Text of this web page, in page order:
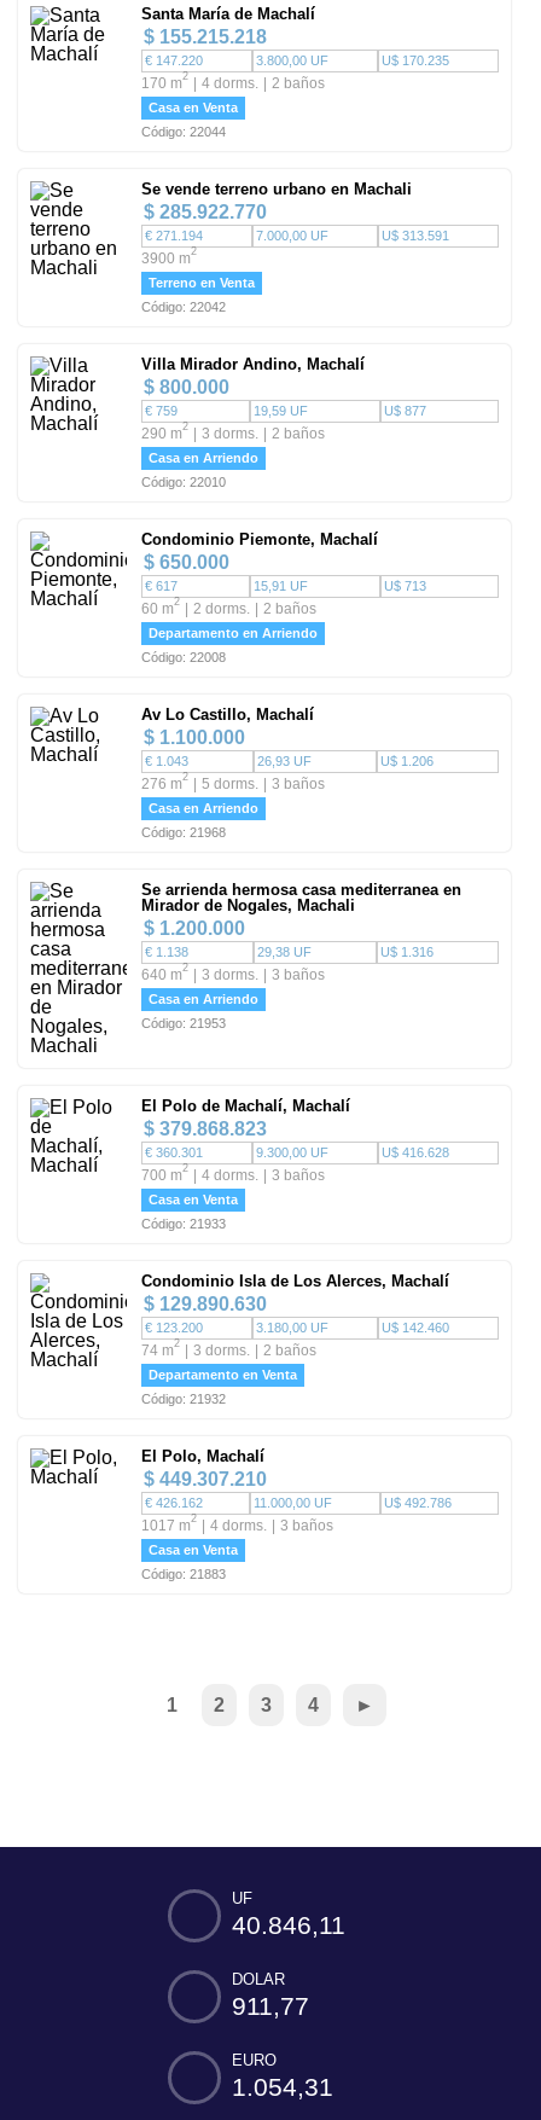
Santa María de Machalí
$ 155.215.218
€ 147.220 3.800,00 UF U$ 170.235
170 m2 4 dorms. 2 baños
Casa en Venta
Código: 22044
Se vende terreno urbano en Machali
$ 285.922.770
€ 271.194 7.000,00 UF U$ 313.591
3900 m2
Terreno en Venta
Código: 22042
Villa Mirador Andino, Machalí
$ 800.000
€ 759 19,59 UF U$ 877
290 m2 3 dorms. 2 baños
Casa en Arriendo
Código: 22010
Condominio Piemonte, Machalí
$ 650.000
€ 617 15,91 UF U$ 713
60 m2 2 dorms. 2 baños
Departamento en Arriendo
Código: 22008
Av Lo Castillo, Machalí
$ 1.100.000
€ 1.043 26,93 UF U$ 1.206
276 m2 5 dorms. 3 baños
Casa en Arriendo
Código: 21968
Se arrienda hermosa casa mediterranea en
Mirador de Nogales, Machali
$ 1.200.000
€ 1.138 29,38 UF U$ 1.316
640 m2 3 dorms. 3 baños
Casa en Arriendo
Código: 21953
El Polo de Machalí, Machalí
$ 379.868.823
€ 360.301 9.300,00 UF U$ 416.628
700 m2 4 dorms. 3 baños
Casa en Venta
Código: 21933
Condominio Isla de Los Alerces, Machalí
$ 129.890.630
€ 123.200 3.180,00 UF U$ 142.460
74 m2 3 dorms. 2 baños
Departamento en Venta
Código: 21932
El Polo, Machalí
$ 449.307.210
€ 426.162 11.000,00 UF U$ 492.786
1017 m2 4 dorms. 3 baños
Casa en Venta
Código: 21883
1 2 3 4 ►
UF
40.846,11
DOLAR
911,77
EURO
1.054,31